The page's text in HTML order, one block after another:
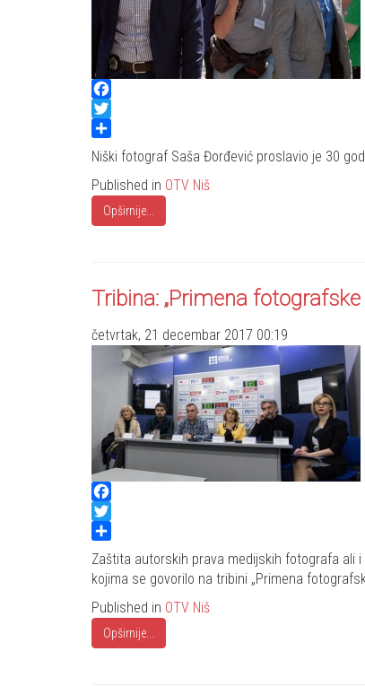
Facebook
Twitter
Share
Niški fotograf Saša Đorđević proslavio je 30
Published in OTV Niš
Opširnije...
Tribina: „Primena
četvrtak, 21 decembar 2017 00:19
Facebook
Twitter
Share
Zaštita autorskih prava medijskih fotografa ali
kojima se govorilo na tribini „Primena
Published in OTV Niš
Opširnije...